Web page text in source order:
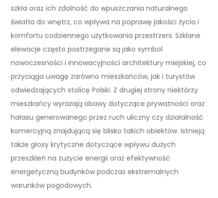
szkła oraz ich zdolność do wpuszczania naturalnego
światła do wnętrz, co wpływa na poprawę jakości życia i
komfortu codziennego użytkowania przestrzeni. Szklane
elewacje często postrzegane są jako symbol
nowoczesności i innowacyjności architektury miejskiej, co
przyciąga uwagę zarówno mieszkańców, jak i turystów
odwiedzających stolicę Polski. Z drugiej strony niektórzy
mieszkańcy wyrażają obawy dotyczące prywatności oraz
hałasu generowanego przez ruch uliczny czy działalność
komercyjną znajdującą się blisko takich obiektów. Istnieją
także głosy krytyczne dotyczące wpływu dużych
przeszkleń na zużycie energii oraz efektywność
energetyczną budynków podczas ekstremalnych
warunków pogodowych.